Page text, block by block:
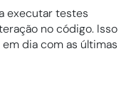
executar testes
no código. Isso
dia com as últimas